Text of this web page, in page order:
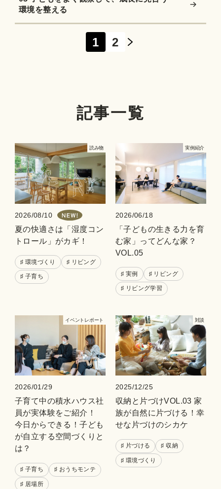
環境を整える
1 2
記事一覧
読み物
2026/08/10
夏の快適さは「湿度コン
トロール」がカギ！
♯ 環境づくり ♯ リビング
♯ 子育ち
実例紹介
2026/06/18
「子どもの生きる力を育
む家」ってどんな家？
VOL.05
♯ 実例 ♯ リビング
♯ リビング学習
イベントレポート
2026/01/29
子育て中の積水ハウス社
員が実体験をご紹介！
今日からできる！子ども
が自立する空間づくりと
は？
♯ 子育ち ♯ おうちモンテ
♯ 居場所
対談
2025/12/25
収納と片づけVOL.03 家
族が自然に片づける！幸
せな片づけのシカケ
♯ 片づける ♯ 収納
♯ 環境づくり